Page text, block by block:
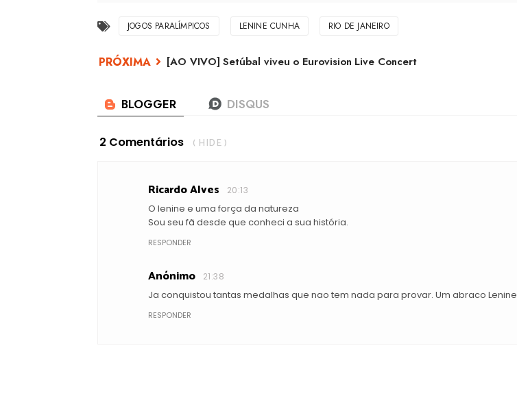
JOGOS PARALÍMPICOS LENINE CUNHA RIO DE JANEIRO
[AO VIVO] Setúbal viveu o Eurovision Live Concert
2 Comentários ( HIDE )
Ricardo Alves 20:13
O lenine e uma força da natureza
Sou seu fã desde que conheci a sua história.
RESPONDER
Anónimo 21:38
Ja conquistou tantas medalhas que nao tem nada para provar. Um abraco Lenine
RESPONDER